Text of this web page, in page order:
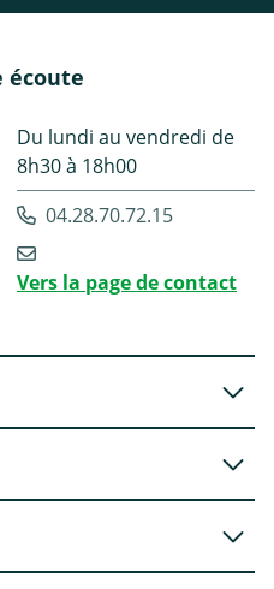
écoute
Du lundi au vendredi de
8h30 à 18h00
04.28.70.72.15
Vers la page de contact